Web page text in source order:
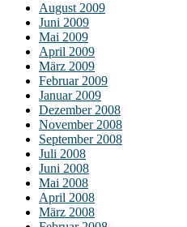
August 2009
Juni 2009
Mai 2009
April 2009
März 2009
Februar 2009
Januar 2009
Dezember 2008
November 2008
September 2008
Juli 2008
Juni 2008
Mai 2008
April 2008
März 2008